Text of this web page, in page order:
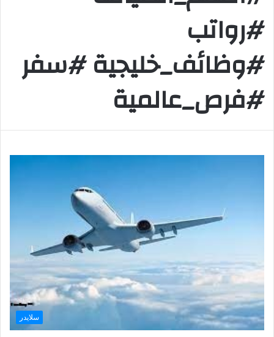
#رواتب
#وظائف_خليجية #سفر
#فرص_عالمية
سلايدر